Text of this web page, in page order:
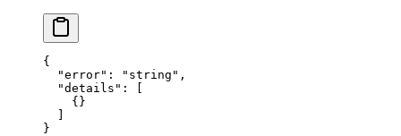
{
  "error"
: "string" ,
  "details"
: [
    {}
  ]
}